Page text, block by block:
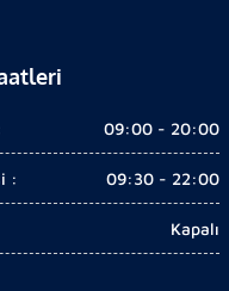
09:00 - 20:00
: 09:30 - 22:00
Kapalı